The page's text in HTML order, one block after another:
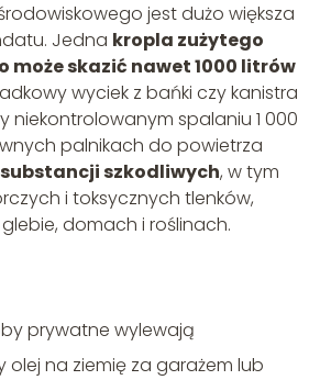
jest dużo większa
Jedna kropla zużytego
może skazić nawet 1000 litrów
wyciek z bańki czy kanistra
niekontrolowanym spalaniu 1 000
palnikach do powietrza
substancji szkodliwych, w tym
i toksycznych tlenków,
domach i roślinach.
prywatne wylewają
na ziemię za garażem lub